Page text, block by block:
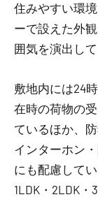
住みやすい環
ーで設えた外
囲気を演出して
敷地内には24
在時の荷物の
ているほか、
インターホン
にも配慮して
1LDK・2LDK